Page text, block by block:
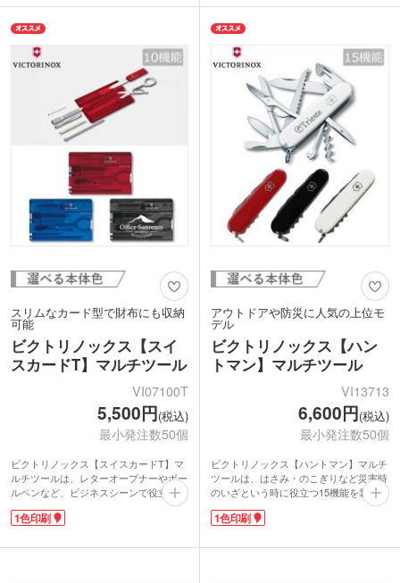
く、切れ味抜群。軽くて手に収まる全長
約58mmのコンパクトサイズなので、女
性にも扱いやすいです。
本体に1色印刷が可能です。オリジナル
印刷をしてゴルフコンペの賞品や、イベ
ントの来場記念品にぴったりです。ブラ
ンド製マルチツールは特別な記念品とし
てインパクトのある贈り物になります。
1.スモールブレード(小刃)、2.つめやす
り、3.マイナスドライバー(小)、4.はさ
み、5.キーリング、6.ピンセット(毛抜
き)、7.ツースピック(つまようじ)
<仕様変更について>
2022年1月より 化粧箱パッケージ(赤
動画提供 : Victorinox AG
錆びにくく、切れ味抜群です。せん抜
き、カン切りは災害などの緊急時にも活
躍するので、非常用荷物に入れておくと
安心ですね。
本体に1色印刷が可能です。オリジナル
印刷をしてゴルフコンペの賞品や、周年
記念品にぴったりです。ブランド製マル
チツールは特別な記念品として、思い出
に残る贈り物になりますよ。
1.ラージブレード(大刃)、2.スモールブ
レード(小刃)、3.カン切り、4.マイナス
ドライバー(小)3mm、5.せん抜き、6.マ
イナスドライバー(大)6mm、7.ワイヤー
ストリッパー、8.キーリング、9.ピンセ
うじ)
スリムなカード型で財布にも収納
可能
ビクトリノックス【スイ
スカードT】マルチツール
VI07100T
5,500円(税込)
最小発注数50個
ビクトリノックス【スイスカードT】マ
ルチツールは、レターオープナーやボー
ルペンなど、ビジネスシーンで役立つ10
機能を装備したカード型のマルチツー
ル。コンパクトで胸ポケットや財布にも
ッシュなスイスカードシリーズは、世界
1色印刷
アウトドアや防災に人気の上位モ
デル
ビクトリノックス【ハン
トマン】マルチツール
VI13713
6,600円(税込)
最小発注数50個
ビクトリノックス【ハントマン】マルチ
ツールは、はさみ・のこぎりなど災害時
のいざという時に役立つ15機能を装備し
た標準モデルのツール。握りやすく使い
やすいサイズです。配合にこだわったス
く、切れ味抜群。
1色印刷